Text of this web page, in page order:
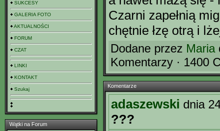
SUKCESY
GALERIA FOTO
AKTUALNOŚCI
FORUM
CZAT
LINKI
KONTAKT
Szukaj
Wątki na Forum
Czarni zapełnią
chętnie łzę otrą i
Dodane przez Maria
Komentarzy · 1400
Komentarze
adaszewski dnia
???